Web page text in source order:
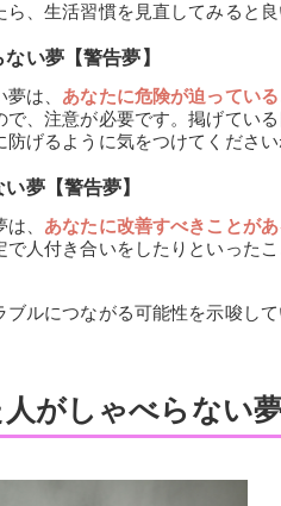
、生活習慣を見直してみると良
い夢【警告夢】
は、 あなたに危険が迫っている
、注意が必要です。掲げてい
げるように気をつけてください
夢【警告夢】
、 あなたに改善すべきことがあ
人付き合いをしたりといった
ルにつながる可能性を示唆し
人がしゃべらない